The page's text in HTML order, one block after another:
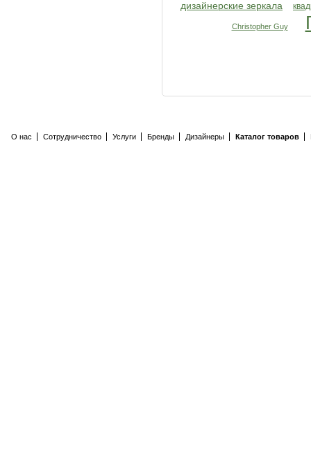
дизайнерские зеркала
Christopher Guy
О нас Сотрудничество Услуги Бренды Дизайнеры Каталог товаров